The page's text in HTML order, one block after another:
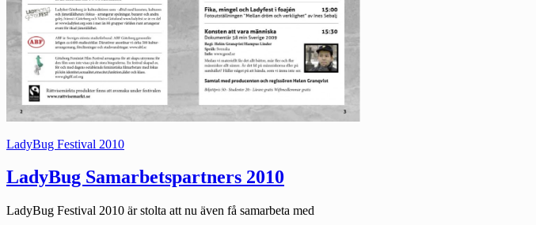
Kategorier:
LadyBug Festival 2010
LadyBug Samarbetspartners 2010
LadyBug Festival 2010 är stolta att nu även få samarbeta med